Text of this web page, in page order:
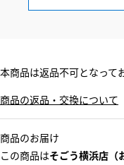
本商品は返品不可となって
商品の返品・交換について
商品のお届け
この商品はそごう横浜店（